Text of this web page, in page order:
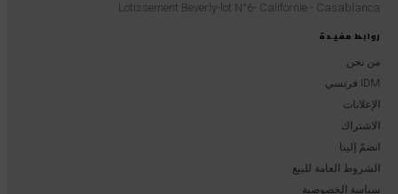
روابط مفيدة
من نحن
IDM فرنسي
الإعلانات
الاشتراك
انضمّ إلينا
الشروط العامة للبيع
سياسة الخصوصية
Lotissement Beverly-lot N°6- Californie - Casablanca